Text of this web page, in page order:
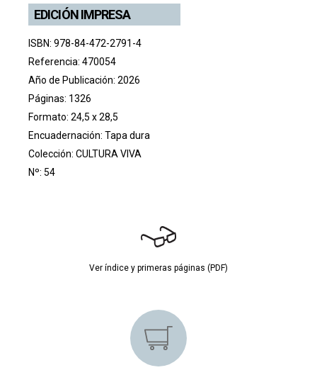
EDICIÓN IMPRESA
ISBN: 978-84-472-2791-4
Referencia: 470054
Año de Publicación: 2026
Páginas: 1326
Formato: 24,5 x 28,5
Encuadernación: Tapa dura
Colección: CULTURA VIVA
Nº: 54
Ver índice y primeras páginas (PDF)